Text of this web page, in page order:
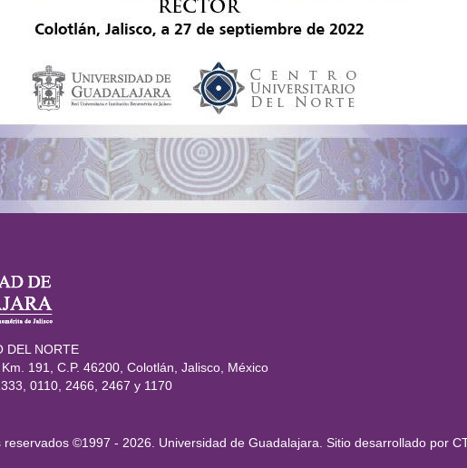
del portal
DEL NORTE
191, C.P. 46200, Colotlán, Jalisco, México
0110, 2466, 2467 y 1170
reservados ©1997 - 2026. Universidad de Guadalajara. Sitio desarrollado por